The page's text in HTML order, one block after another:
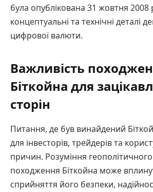
була опублікована 31 жовтня 2008
концептуальні та технічні деталі
цифрової валюти.
Важливість
Біткойна для
сторін
Питання, де був винайдений
для інвесторів, трейдерів та
причин. Розуміння
походження Біткойна може
сприйняття його безпеки,